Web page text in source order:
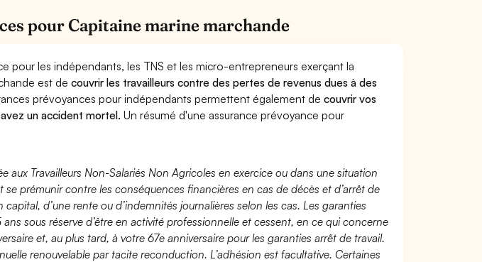
pour Capitaine marine marchande
pour les indépendants, les TNS et les micro-entrepreneurs exerçant la
est decouvrir les travailleurs contre des pertes de revenus dues à des
prévoyances pour indépendants permettent également decouvrir vos
un accident mortel. Un résumé d'une assurance prévoyance pour
aux Travailleurs Non-Salariés Non Agricoles en exercice ou dans une situation
prémunir contre les conséquences financières en cas de décès et d’arrêt de
d’une rente ou d’indemnités journalières selon les cas. Les garanties
sous réserve d’être en activité professionnelle et cessent, en ce qui concerne
et, au plus tard, à votre 67e anniversaire pour les garanties arrêt de travail.
renouvelable par tacite reconduction. L’adhésion est facultative. Certaines